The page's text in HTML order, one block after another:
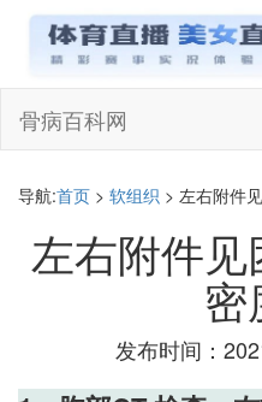
骨病百科网
导航:首页 > 软组织 > 左右附件
左右附件
密
发布时间：